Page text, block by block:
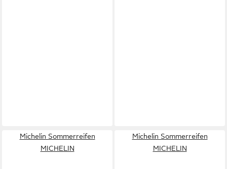
Michelin Sommerreifen
MICHELIN
Michelin Sommerreifen
MICHELIN